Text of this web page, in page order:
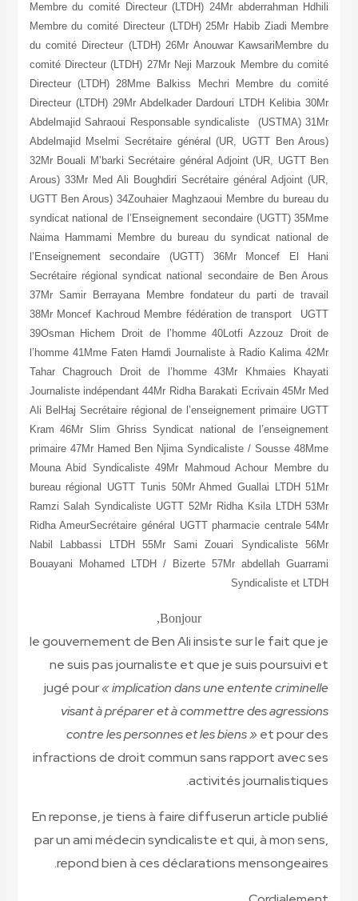
Membre du comité Directeur (LTDH) 24Mr
Membre du comité Directeur (LTDH) 25Mr
du comité Directeur (LTDH) 26Mr Anouwar
comité Directeur (LTDH) 27Mr Neji Marzouk
Directeur (LTDH) 28Mme Balkiss Mechri
Directeur (LTDH) 29Mr Abdelkader Dardouri
Abdelmajid Sahraoui Responsable
Abdelmajid Mselmi Secrétaire général (UR,
32Mr Bouali M’barki Secrétaire général
Arous) 33Mr Med Ali Boughdiri Secrétaire
UGTT Ben Arous) 34Zouhaier Maghzaoui
syndicat national de l’Enseignement
Naima Hammami Membre du bureau du
l’Enseignement secondaire (UGTT) 36Mr
Secrétaire régional syndicat national
37Mr Samir Berrayana Membre fondateur
38Mr Moncef Kachroud Membre fédération
39Osman Hichem Droit de l’homme 40Lotfi
l’homme 41Mme Faten Hamdi Journaliste à
Tahar Chagrouch Droit de l’homme 43Mr
Journaliste indépendant 44Mr Ridha Barakati
Ali BelHaj Secrétaire régional de
Kram 46Mr Slim Ghriss Syndicat national de
primaire 47Mr Hamed Ben Njima Syndicaliste
Mouna Abid Syndicaliste 49Mr Mahmoud
bureau régional UGTT Tunis 50Mr Ahmed
Ramzi Salah Syndicaliste UGTT 52Mr Ridha
Ridha AmeurSecrétaire général UGTT
Nabil Labbassi LTDH 55Mr Sami Zouari
Bouayani Mohamed LTDH / Bizerte 57Mr
le gouvernement de Ben Ali insiste
ne suis pas journaliste et que je
jugé pour« implication dans une
visant à préparer et à commettre
contre les personnes et les biens
infractions de droit commun sans
activités
En reponse, je tiens à faire
par un ami médecin syndicaliste et
repond bien à ces déclarations